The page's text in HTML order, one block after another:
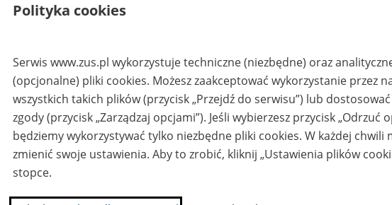
Ukryj wszystkie pozycje bazy
Nazwa
zlikwidowanego
zakładu pracy
Miejsce
przechowywania
Nr zespołu akt w
archiwum
państwowym
Daty
PAS Sp. z o.o.,
Kraków, ul.
Makuszyńskiego
Archiwum Narodowe
w Krakowie, 30-960
Kraków, ul. Sienna 16,
sekretariat@archiwum
2001-
Polityka cookies
Serwis www.zus.pl wykorzystuje techniczne (niezbędne) oraz
(opcjonalne) pliki cookies. Możesz zaakceptować wykorzystanie przez
wszystkich takich plików (przycisk „Przejdź do serwisu”) lub
zgody (przycisk „Zarządzaj opcjami”). Jeśli wybierzesz przycisk „Odrzuć
będziemy wykorzystywać tylko niezbędne pliki cookies. W każdej chwili
zmienić swoje ustawienia. Aby to zrobić, kliknij „Ustawienia plików
stopce.